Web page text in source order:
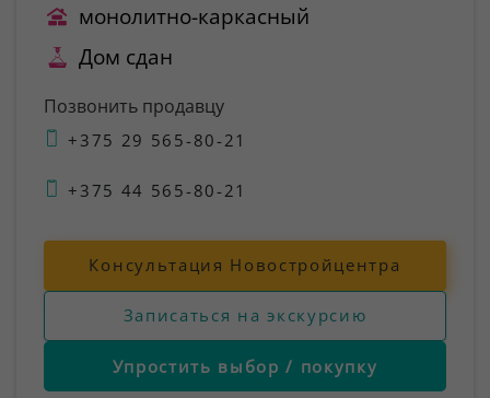
монолитно-каркасный
Дом сдан
Позвонить продавцу
+375 29 565-80-21
+375 44 565-80-21
Консультация Новостройцентра
Записаться на экскурсию
Упростить выбор / покупку